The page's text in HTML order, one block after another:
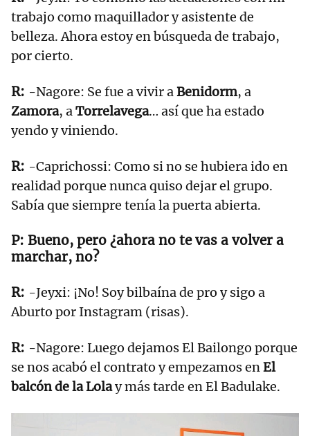
trabajo como maquillador y asistente de
belleza. Ahora estoy en búsqueda de trabajo,
por cierto.
-Nagore: Se fue a vivir aBenidorm, a
Zamora, aTorrelavega… así que ha estado
yendo y viniendo.
-Caprichossi: Como si no se hubiera ido en
realidad porque nunca quiso dejar el grupo.
Sabía que siempre tenía la puerta abierta.
Bueno, pero ¿ahora no te vas a volver a
marchar, no?
-Jeyxi: ¡No! Soy bilbaína de pro y sigo a
Aburto por Instagram (risas).
-Nagore: Luego dejamos El Bailongo porque
se nos acabó el contrato y empezamos enEl
balcón de la Lolay más tarde en El Badulake.